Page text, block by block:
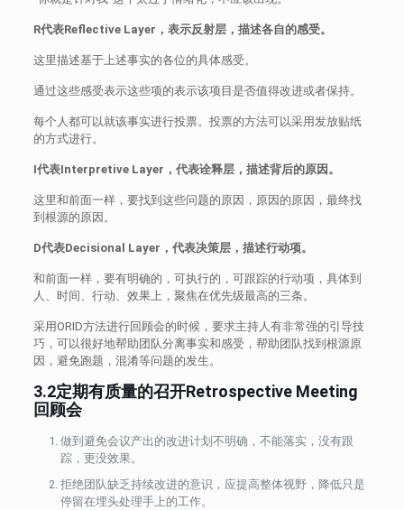
R代表Reflective Layer， 表示反射层，描述各自的感受。
这里描述基于上述事实的各位的具体感受。
通过这些感受表示这些项的表示该项目是否值得改进或者保持。
每个人都可以就该事实进行投票。投票的方法可以采用发放贴纸
的方式进行。
I代表Interpretive Layer ， 代表诠释层，描述背后的原因。
这里和前面一样，要找到这些问题的原因，原因的原因，最终找
到根源的原因。
D代表Decisional Layer， 代表决策层，描述行动项。
和前面一样，要有明确的，可执行的，可跟踪的行动项，具体到
人、时间、行动、效果上，聚焦在优先级最高的三条。
采用ORID方法进行回顾会的时候，要求主持人有非常强的引导技
巧，可以很好地帮助团队分离事实和感受，帮助团队找到根源原
因，避免跑题，混淆等问题的发生。
3.2定期有质量的召开Retrospective Meeting
回顾会
做到避免会议产出的改进计划不明确，不能落实，没有跟
踪，更没效果。
拒绝团队缺乏持续改进的意识，应提高整体视野，降低只是
停留在埋头处理手上的工作。